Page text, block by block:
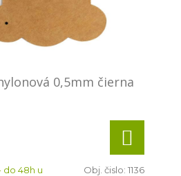
0,5mm čierna
do 48h u
Obj. čislo: 1136